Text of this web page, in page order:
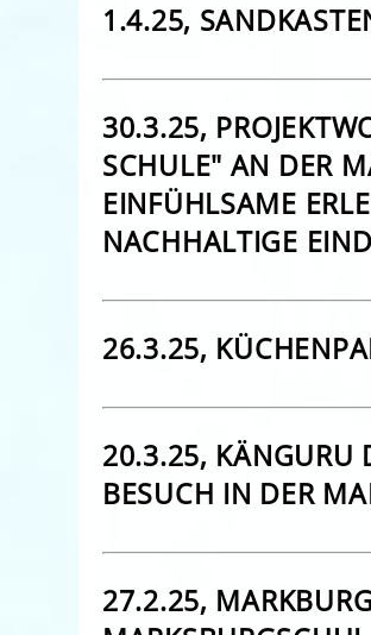
1.4.25,
30.3.25,
SCHULE" AN DER
EINFÜHLSAME
NACHHALTIGE
26.3.25,
20.3.25, KÄNGURU
BESUCH IN DER
27.2.25,